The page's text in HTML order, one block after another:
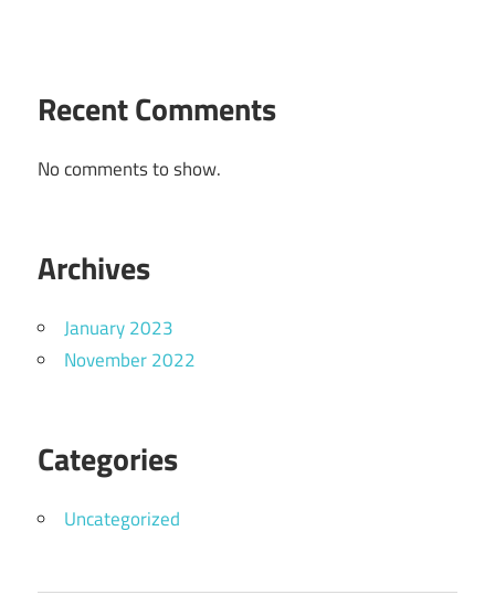
Recent Comments
No comments to show.
Archives
January 2023
November 2022
Categories
Uncategorized